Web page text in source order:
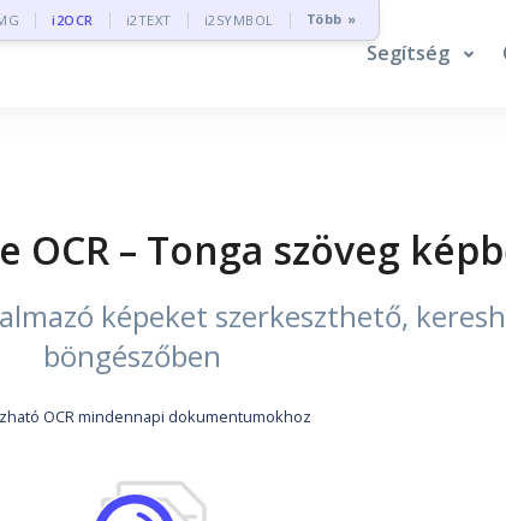
i2OCR i2TEXT i2SYMBOL Több »
Segítség
OCR – Tonga szöveg
képeket szerkeszthető,
böngészőben
OCR mindennapi dokumentumokhoz